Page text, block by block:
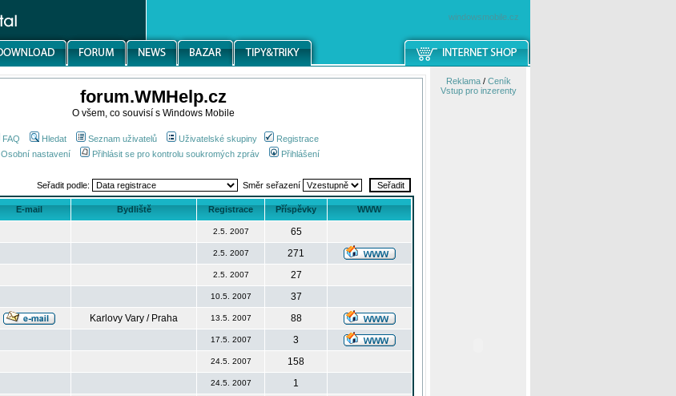
windowsmobile.cz
forum.WMHelp.cz
O všem, co souvisí s Windows Mobile
FAQ Hledat Seznam uživatelů Uživatelské skupiny
Registrace
Osobní nastavení
Přihlásit se pro kontrolu soukromých zpráv Přihlášení
Seřadit podle: Směr seřazení
E-mail Bydliště Registrace Příspěvky WWW
2.5. 2007
65
2.5. 2007
271
2.5. 2007
27
10.5. 2007
37
Karlovy Vary / Praha 13.5. 2007
88
17.5. 2007
3
24.5. 2007
158
24.5. 2007
1
Reklama/ Ceník
Vstup pro inzerenty